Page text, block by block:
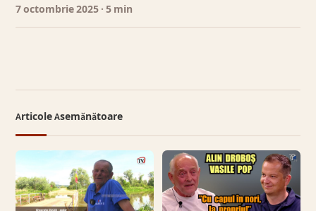
7 octombrie 2025 · 5 min
Articole Asemănătoare